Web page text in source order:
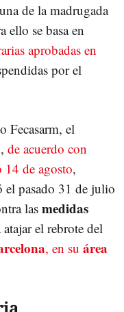
de la madrugada
ello se basa en
aprobadas en
por el
Fecasarm, el
de acuerdo con
de agosto,
el pasado 31 de julio
las medidas
el rebrote del
, en su área